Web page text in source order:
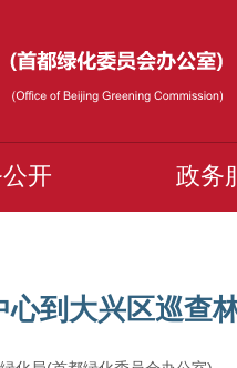
开 政务
到大兴区巡查